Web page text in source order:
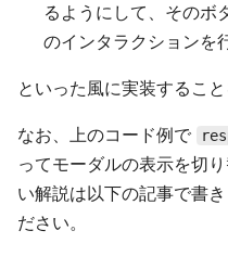
るようにして、そのボ
のインタラクションを
といった風に実装すること
なお、上のコード例で
ってモーダルの表示を切
い解説は以下の記事で書
ださい。